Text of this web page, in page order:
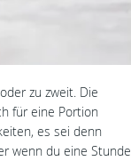
zu zweit. Die
für eine Portion
es sei denn
wenn du eine Stunde